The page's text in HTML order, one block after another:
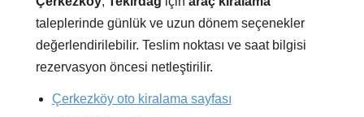
taleplerinde günlük ve uzun dönem seçenekler
değerlendirilebilir. Teslim noktası ve saat bilgisi
rezervasyon öncesi netleştirilir.
Çerkezköy oto kiralama sayfası